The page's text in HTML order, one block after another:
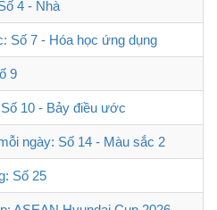
4 - Nhà
Số 7 - Hóa học ứng dụng
9
10 - Bảy điều ước
ngày: Số 14 - Màu sắc 2
Số 25